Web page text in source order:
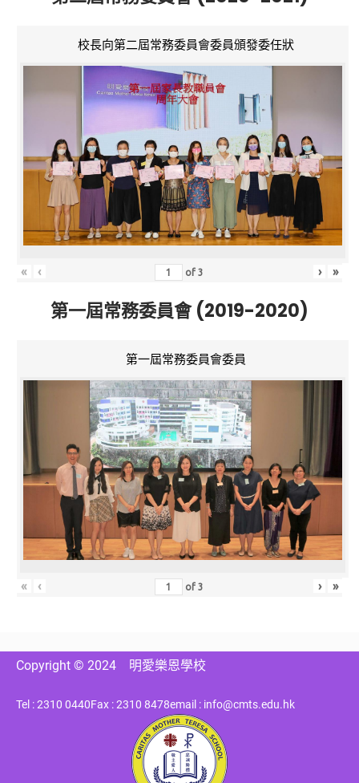
校長向第二屆常務委員會委員頒發委任狀
« ‹ of3 › »
第一屆常務委員會 (2019-2020)
第一屆常務委員會委員
« ‹ of3 › »
Copyright © 2024 明愛樂恩學校
Tel : 2310 0440Fax : 2310 8478email : info@cmts.edu.hk